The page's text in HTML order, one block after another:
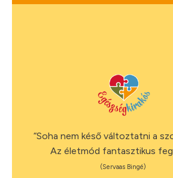
“Soha nem késő változtatni a
Az életmód fantasztikus
(Servaas Bingé)